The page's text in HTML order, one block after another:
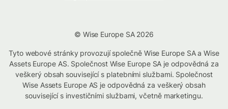
© Wise Europe SA 2026
Tyto webové stránky provozují společně Wise Europe SA a Wise
Assets Europe AS. Společnost Wise Europe SA je odpovědná za
veškerý obsah související s platebními službami. Společnost
Wise Assets Europe AS je odpovědná za veškerý obsah
související s investičními službami, včetně marketingu.